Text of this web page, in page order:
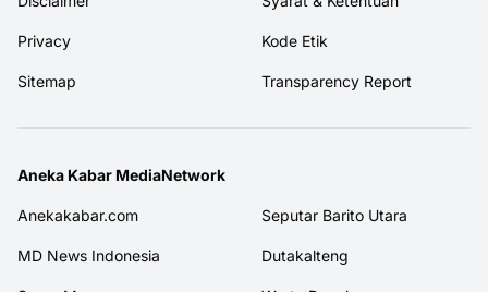
Privacy Kode Etik
Sitemap Transparency Report
Aneka Kabar MediaNetwork
Anekakabar.com Seputar Barito Utara
MD News Indonesia Dutakalteng